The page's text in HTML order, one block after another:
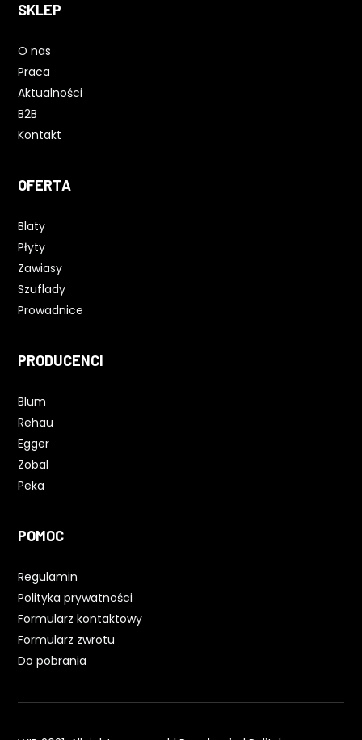
SKLEP
O nas
Praca
Aktualności
B2B
Kontakt
OFERTA
Blaty
Płyty
Zawiasy
Szuflady
Prowadnice
PRODUCENCI
Blum
Rehau
Egger
Zobal
Peka
POMOC
Regulamin
Polityka prywatności
Formularz kontaktowy
Formularz zwrotu
Do pobrania